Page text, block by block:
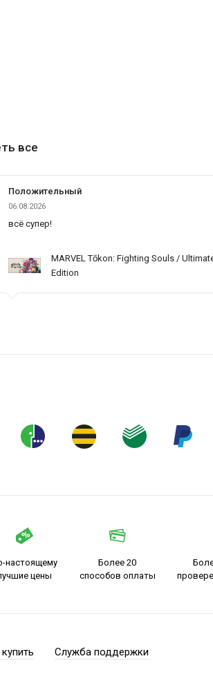
все
Положительный
06.08.2026
всё супер!
MARVEL Tōkon: Fighting Souls /
Edition
настоящему
цены
Более 20
способов оплаты
Служба поддержки